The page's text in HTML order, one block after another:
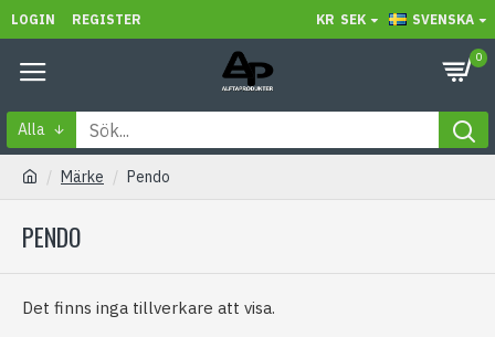
LOGIN REGISTER KR SEK SVENSKA
0
Alla
Märke Pendo
PENDO
Det finns inga tillverkare att visa.